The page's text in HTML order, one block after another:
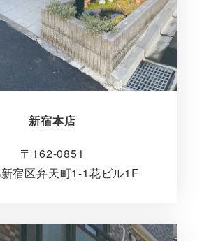
新宿本店
〒162-0851
宿区弁天町1-1花ビル1F